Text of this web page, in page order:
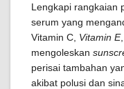
Lengkapi rangkaian
serum yang
Vitamin C, Vitamin E
mengoleskan
perisai tambahan
akibat polusi dan